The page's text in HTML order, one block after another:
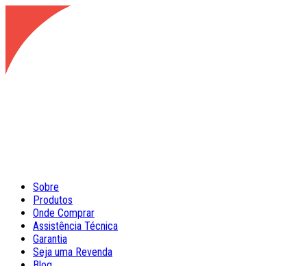
Sobre
Produtos
Onde Comprar
Assistência Técnica
Garantia
Seja uma Revenda